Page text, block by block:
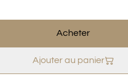
Acheter
Ajouter au panier